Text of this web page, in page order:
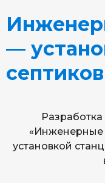
—
септиков
установкой